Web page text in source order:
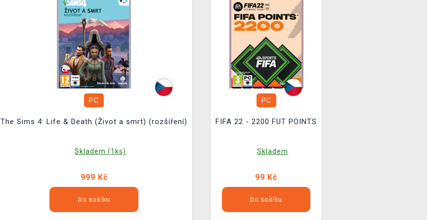
PC
The Sims 4: Life & Death (Život a smrt) (rozšíření)
Skladem (1ks)
999 Kč
Do košíku
PC
FIFA 22 - 2200 FUT POINTS
Skladem
99 Kč
Do košíku